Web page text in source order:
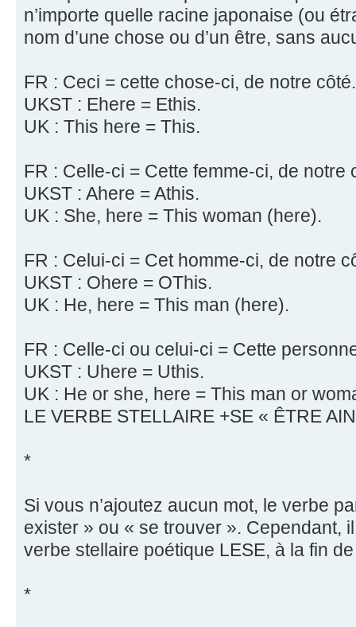
n’importe quelle racine japonaise (ou
nom d’une chose ou d’un être, sans
FR : Ceci = cette chose-ci, de notre côté.
UKST : Ehere = Ethis.
UK : This here = This.
FR : Celle-ci = Cette femme-ci, de notre
UKST : Ahere = Athis.
UK : She, here = This woman (here).
FR : Celui-ci = Cet homme-ci, de notre
UKST : Ohere = OThis.
UK : He, here = This man (here).
FR : Celle-ci ou celui-ci = Cette
UKST : Uhere = Uthis.
UK : He or she, here = This man or
LE VERBE STELLAIRE +SE « ÊTRE
*
Si vous n’ajoutez aucun mot, le verbe
exister » ou « se trouver ». Cependant,
verbe stellaire poétique LESE, à la fin
*